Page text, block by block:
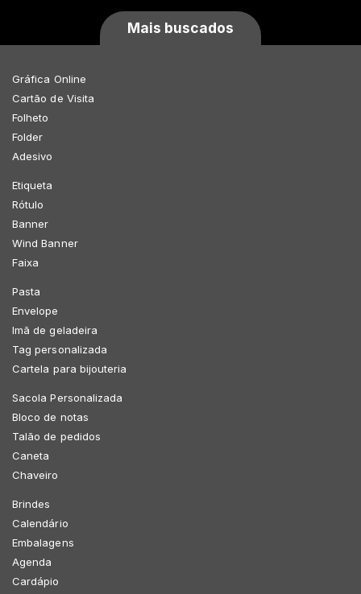
Mais buscados
Gráfica Online
Cartão de Visita
Folheto
Folder
Adesivo
Etiqueta
Rótulo
Banner
Wind Banner
Faixa
Pasta
Envelope
Imã de geladeira
Tag personalizada
Cartela para bijouteria
Sacola Personalizada
Bloco de notas
Talão de pedidos
Caneta
Chaveiro
Brindes
Calendário
Embalagens
Agenda
Cardápio